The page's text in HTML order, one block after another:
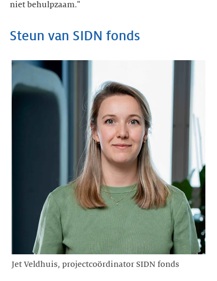
niet behulpzaam."
Steun van SIDN fonds
Jet Veldhuis, projectcoördinator SIDN fonds